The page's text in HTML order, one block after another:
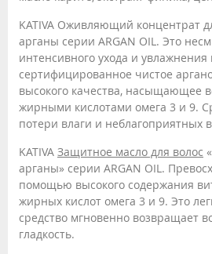
KATIVA Оживляющий концентрат
арганы серии ARGAN OIL. Это
интенсивного ухода и увлажнения
сертифицированное чистое
высокого качества, насыщающее
жирными кислотами омега 3 и 9.
потери влаги и неблагоприятных
KATIVA Защитное масло для волос
арганы» серии ARGAN OIL.
помощью высокого содержания
жирных кислот омега 3 и 9. Это
средство мгновенно возвращает
гладкость.